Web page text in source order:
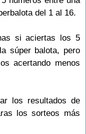
del 1 al 16.
si aciertas los 5
súper balota, pero
acertando menos
los resultados de
los sorteos más